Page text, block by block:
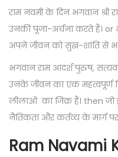
राम नवमी के दिन भगवान श्री
उनकी पूजा-अर्चना करते हैं।
अपने जीवन को सुख-शांति से
भगवान राम आदर्श पुरुष,
उनके जीवन का एक महत्वपूर्ण
लीलाओं का जिक्र हैं। then
नैतिकता और कर्तव्य के मार्ग पर
Ram Navami